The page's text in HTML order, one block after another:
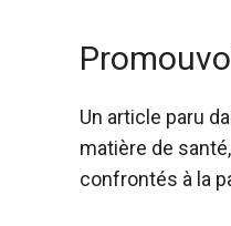
Un article paru
matière de
confrontés à la